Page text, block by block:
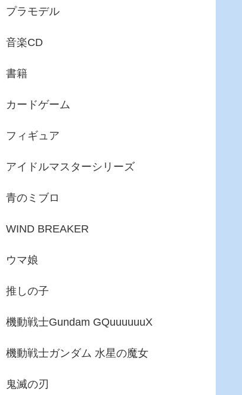
プラモデル
音楽CD
書籍
カードゲーム
フィギュア
アイドルマスターシリーズ
青のミブロ
WIND BREAKER
ウマ娘
推しの子
機動戦士Gundam GQuuuuuuX
機動戦士ガンダム 水星の魔女
鬼滅の刃